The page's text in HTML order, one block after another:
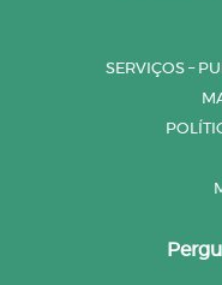
SERVIÇOS –